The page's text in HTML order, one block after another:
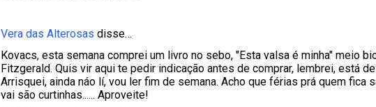
Vera das Alterosas disse…
Kovacs, esta semana comprei um livro no sebo, "Esta valsa é minha" meio
Fitzgerald. Quis vir aqui te pedir indicação antes de comprar, lembrei, está
Arrisquei, ainda náo lí, vou ler fim de semana. Acho que férias prá quem fica
vai são curtinhas...... Aproveite!